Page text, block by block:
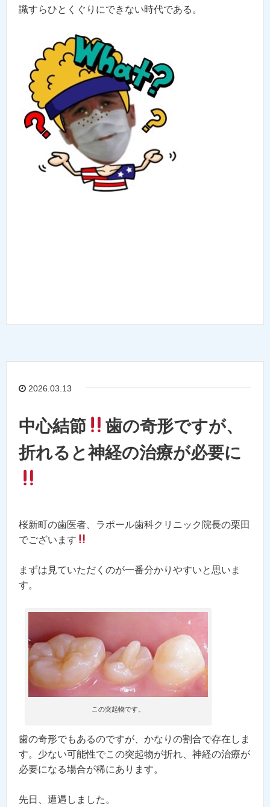
識すらひとくぐりにできない時代である。
2026.03.13
中心結節
歯の奇形ですが、
折れると神経の治療が必要に
桜新町の歯医者、ラポール歯科クリニック院長の栗田
でございます
まずは見ていただくのが一番分かりやすいと思いま
す。
この突起物です。
歯の奇形でもあるのですが、かなりの割合で存在しま
す。少ない可能性でこの突起物が折れ、神経の治療が
必要になる場合が稀にあります。
先日、遭遇しました。